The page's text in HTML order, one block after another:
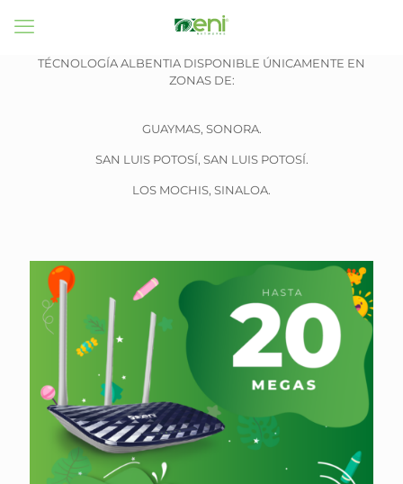
TÉCNOLOGÍA ALBENTIA DISPONIBLE ÚNICAMENTE EN
ZONAS DE:
GUAYMAS, SONORA.
SAN LUIS POTOSÍ, SAN LUIS POTOSÍ.
LOS MOCHIS, SINALOA.